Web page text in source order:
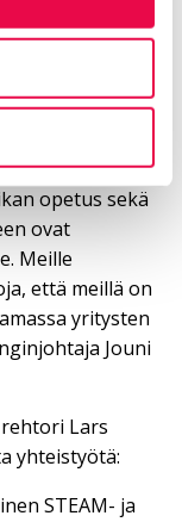
olemme oikeilla
on ollut
2017.
myötä
robotiikan
jo
opetus sekä
ovat
Meille
että meillä on
yritysten
Jouni
Lars
yhteistyötä:
STEAM- ja